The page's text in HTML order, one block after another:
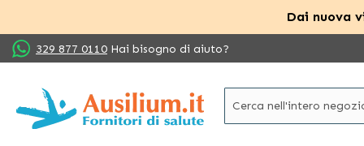
Dai nuova
Salta
al
329 877 0110 Hai bisogno di aiuto?